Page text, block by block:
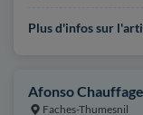
Plus d'infos sur
Afonso
Faches-Thumesnil